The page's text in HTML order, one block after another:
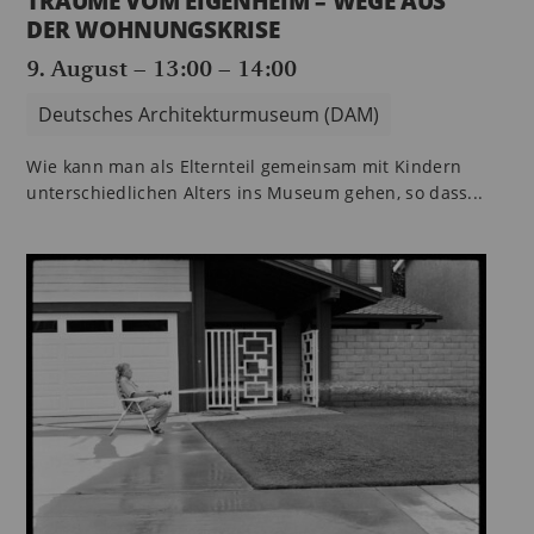
DER WOHNUNGSKRISE
9. August – 13:00– 14:00
Deutsches Architekturmuseum (DAM)
Wie kann man als Elternteil gemeinsam mit Kindern
unterschiedlichen Alters ins Museum gehen, so dass...